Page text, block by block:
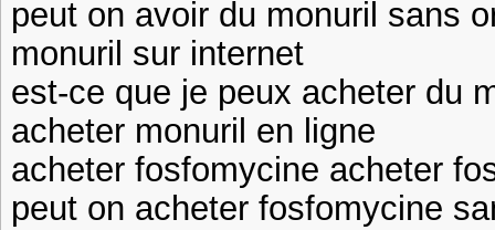
peut on avoir du monuril sans
monuril sur internet
est-ce que je peux acheter du
acheter monuril en ligne
acheter fosfomycine acheter
peut on acheter fosfomycine